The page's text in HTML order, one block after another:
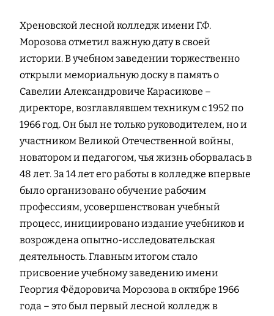
Хреновской лесной колледж имени Г.Ф.
Морозова отметил важную дату в своей
истории. В учебном заведении торжественно
открыли мемориальную доску в память о
Савелии Александровиче Карасикове –
директоре, возглавлявшем техникум с 1952 по
1966 год. Он был не только руководителем, но и
участником Великой Отечественной войны,
новатором и педагогом, чья жизнь оборвалась в
48 лет. За 14 лет его работы в колледже впервые
было организовано обучение рабочим
профессиям, усовершенствован учебный
процесс, инициировано издание учебников и
возрождена опытно-исследовательская
деятельность. Главным итогом стало
присвоение учебному заведению имени
Георгия Фёдоровича Морозова в октябре 1966
года – это был первый лесной колледж в